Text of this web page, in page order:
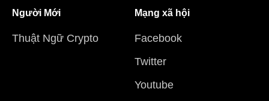
Người Mới
Thuật Ngữ Crypto
Mạng xã hội
Facebook
Twitter
Youtube